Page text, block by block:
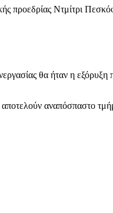
προεδρίας Ντμίτρι
θα ήταν η
αναπόσπαστο